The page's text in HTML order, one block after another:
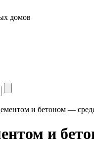
домов
и бетоном —
и